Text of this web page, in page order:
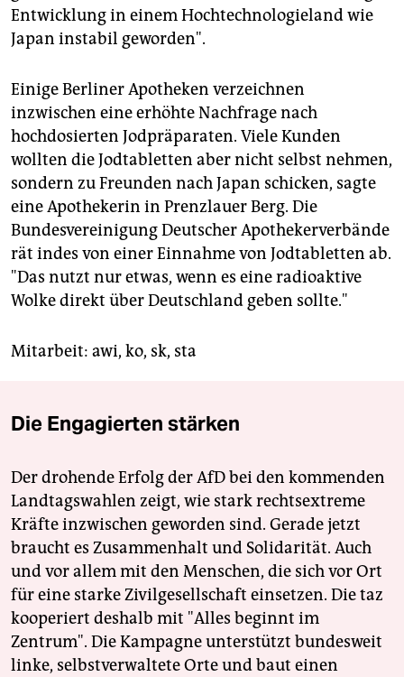
Entwicklung in einem Hochtechnologieland wie
Japan instabil geworden".
Einige Berliner Apotheken verzeichnen
inzwischen eine erhöhte Nachfrage nach
hochdosierten Jodpräparaten. Viele Kunden
wollten die Jodtabletten aber nicht selbst nehmen,
sondern zu Freunden nach Japan schicken, sagte
eine Apothekerin in Prenzlauer Berg. Die
Bundesvereinigung Deutscher Apothekerverbände
rät indes von einer Einnahme von Jodtabletten ab.
"Das nutzt nur etwas, wenn es eine radioaktive
Wolke direkt über Deutschland geben sollte."
Mitarbeit: awi, ko, sk, sta
Die Engagierten stärken
Der drohende Erfolg der AfD bei den kommenden
Landtagswahlen zeigt, wie stark rechtsextreme
Kräfte inzwischen geworden sind. Gerade jetzt
braucht es Zusammenhalt und Solidarität. Auch
und vor allem mit den Menschen, die sich vor Ort
für eine starke Zivilgesellschaft einsetzen. Die taz
kooperiert deshalb mit "Alles beginnt im
Zentrum". Die Kampagne unterstützt bundesweit
linke, selbstverwaltete Orte und baut einen